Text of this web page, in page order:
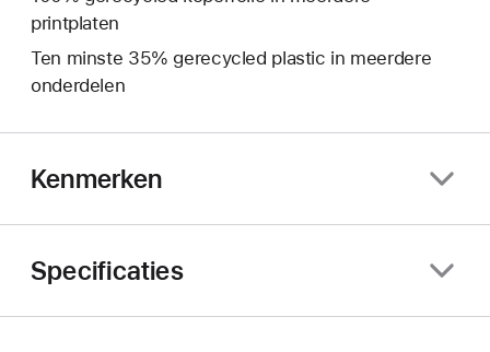
printplaten
Ten minste 35% gerecycled plastic in meerdere
onderdelen
Kenmerken
Specificaties